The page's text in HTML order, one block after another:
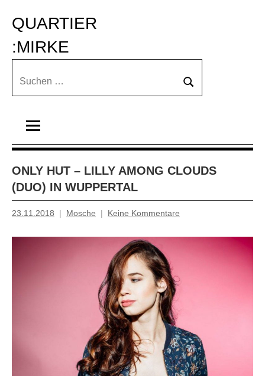
Inhalt
springen
QUARTIER
:MIRKE
Suchen
Suchen
ONLY HUT – LILLY AMONG CLOUDS
(DUO) IN WUPPERTAL
23.11.2018 Mosche Keine Kommentare